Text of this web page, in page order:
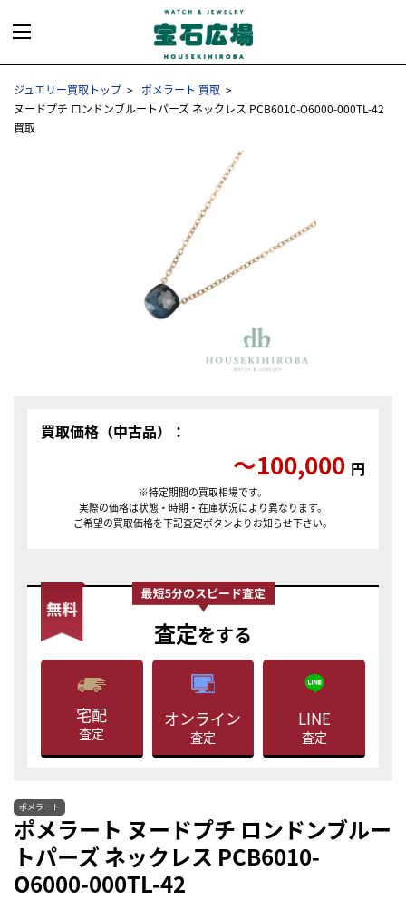
ジュエリー買取トップ
ポメラート 買取
ヌードプチ ロンドンブルートパーズ ネックレス PCB6010-O6000-000TL-42
買取
買取価格（中古品）：
〜100,000 円
※特定期間の買取相場です。
実際の価格は状態・時期・在庫状況により異なります。
ご希望の買取価格を下記査定ボタンよりお知らせ下さい。
査定をする
宅配
査定
オンライン
査定
LINE
査定
ポメラート
ポメラート ヌードプチ ロンドンブルー
トパーズ ネックレス PCB6010-
O6000-000TL-42